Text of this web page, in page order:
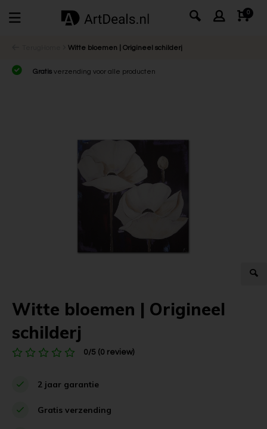
0
Witte bloemen | Origineel schilderj
Gratis verzending voor alle producten
Witte bloemen | Origineel
schilderj
0/5 (0 review)
2 jaar garantie
Gratis verzending